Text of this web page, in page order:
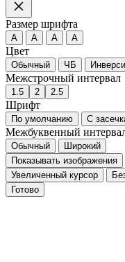
Размер шрифта
A A A A
Цвет
Обычный ЧБ
Межстрочный интервал
1.5 2 2.5
Шрифт
По умолчанию С
Межбуквенный
Обычный
Широкий
Показывать изображения
Увеличенный курсор
Готово